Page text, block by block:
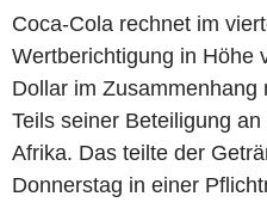
Coca-Cola rechnet im
Wertberichtigung in Höhe
Dollar im Zusammenhang
Teils seiner Beteiligung
Afrika. Das teilte der
Donnerstag in einer